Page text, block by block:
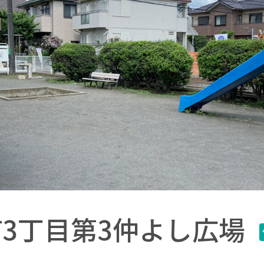
丁目第3仲よし広場